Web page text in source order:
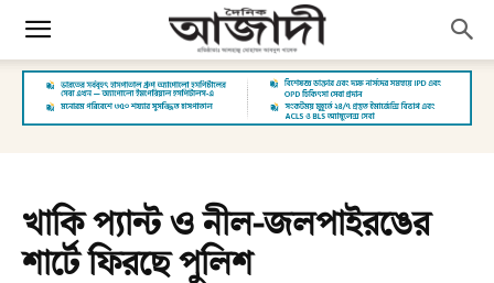
খাকি প্যান্ট ও নীল-জলপাইরঙের
শার্টে ফিরছে পুলিশ